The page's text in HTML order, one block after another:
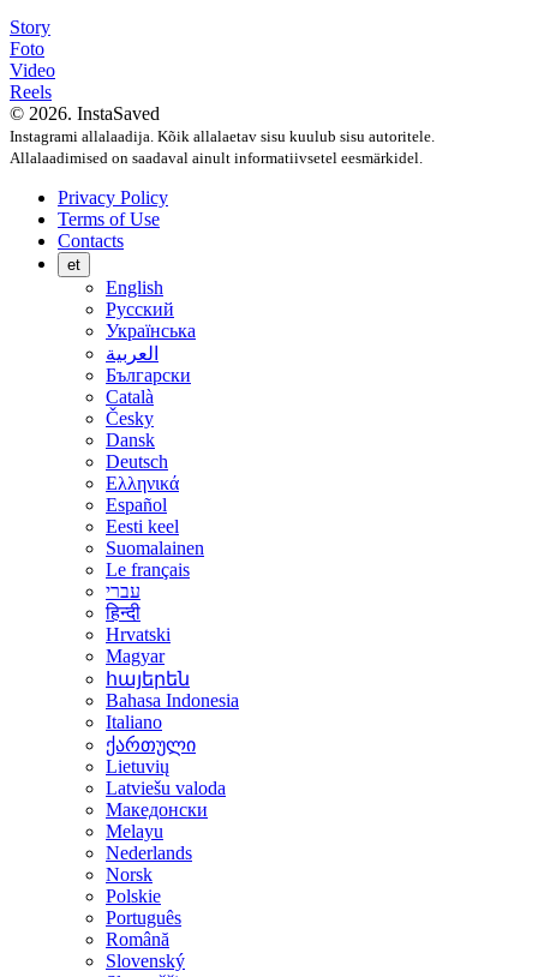
Story
Foto
Video
Reels
© 2026. InstaSaved
Instagrami allalaadija. Kõik allalaetav sisu kuulub sisu autoritele.
Allalaadimised on saadaval ainult informatiivsetel eesmärkidel.
Privacy Policy
Terms of Use
Contacts
et
English
Русский
Українська
العربية
Български
Català
Česky
Dansk
Deutsch
Ελληνικά
Español
Eesti keel
Suomalainen
Le français
עברי
हिन्दी
Hrvatski
Magyar
հայերեն
Bahasa Indonesia
Italiano
ქართული
Lietuvių
Latviešu valoda
Македонски
Melayu
Nederlands
Norsk
Polskie
Português
Română
Slovenský